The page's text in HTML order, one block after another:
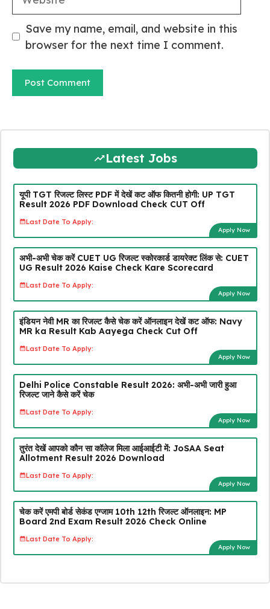
Save my name, email, and website in this
browser for the next time I comment.
Latest Jobs
यूपी TGT रिजल्ट लिस्ट PDF में देखें कट ऑफ कितनी होगी: UP TGT
Result 2026 PDF Download Check CUT Off
Last Date To Apply:
Apply Now
अभी-अभी चेक करें CUET UG रिजल्ट स्कोरकार्ड डायरेक्ट लिंक से: CUET
UG Result 2026 Kaise Check Kare Scorecard
Last Date To Apply:
Apply Now
इंडियन नेवी MR का रिजल्ट कैसे चेक करें ऑनलाइन देखें कट ऑफ: Navy
MR ka Result Kab Aayega Check Cut Off
Last Date To Apply:
Apply Now
Delhi Police Constable Result 2026: अभी-अभी जारी हुआ
रिजल्ट जाने कैसे करें चेक
Last Date To Apply:
Apply Now
तुरंत देखें आपको कौन सा कॉलेज मिला आईआईटी में: JoSAA Seat
Allotment Result 2026 Download
Last Date To Apply:
Apply Now
चेक करें एमपी बोर्ड सेकंड एग्जाम 10th 12th रिजल्ट ऑनलाइन: MP
Board 2nd Exam Result 2026 Check Online
Last Date To Apply:
Apply Now